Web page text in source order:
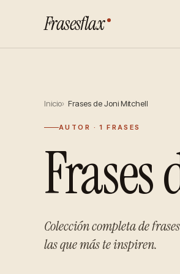
Frasesflax
Inicio Frases de Joni Mitchell
AUTOR · 1 FRASES
Colección completa de
las que más te inspiren.